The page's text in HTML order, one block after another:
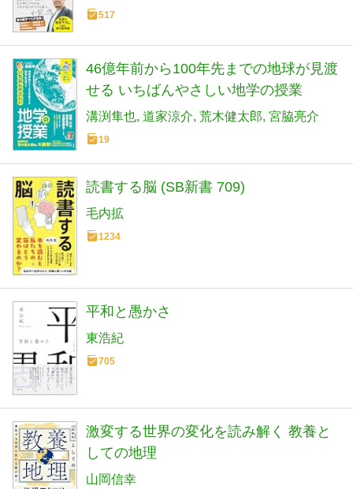
517
46億年前から100年先までの地球が見渡
せる いちばんやさしい地学の授業
溝渕隼也 道家涼介 荒木健太郎 宮脇亮介
19
読書する脳 (SB新書 709)
毛内拡
1234
平和と愚かさ
東浩紀
705
激変する世界の変化を読み解く 教養と
しての地理
山岡信幸